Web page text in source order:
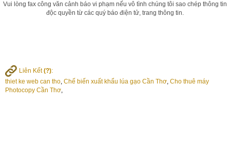
Vui lòng fax công văn cảnh báo vi phạm nếu vô tình chúng tôi sao chép thông tin
độc quyền từ các quý báo điện tử, trang thông tin.
Liên Kết(?):
thiet ke web can tho, Chế biến xuất khẩu lúa gạo Cần Thơ, Cho thuê máy
Photocopy Cần Thơ,